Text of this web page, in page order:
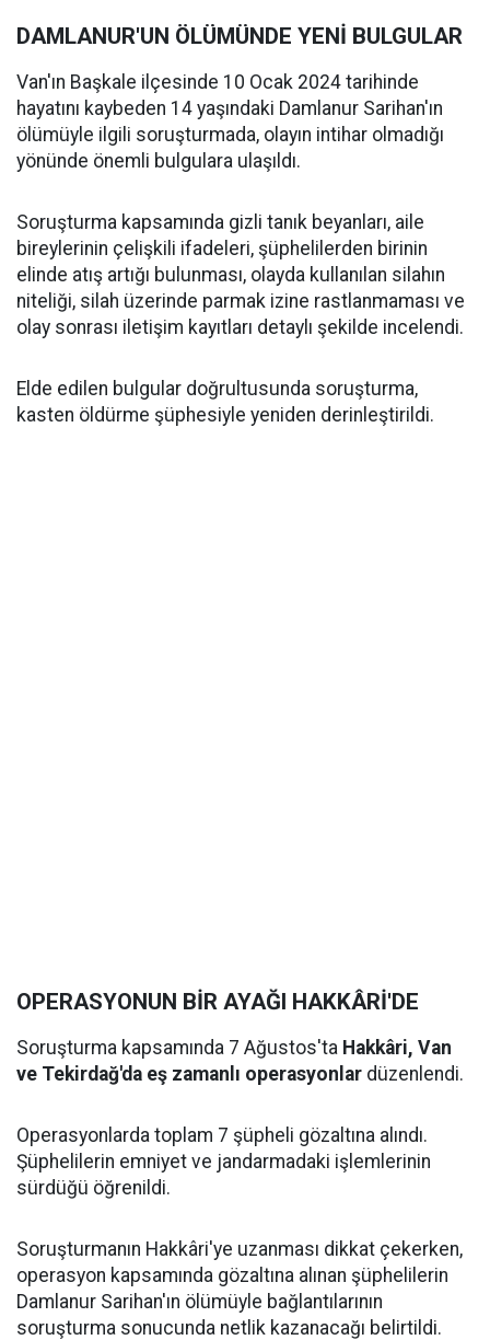
DAMLANUR'UN ÖLÜMÜNDE YENİ BULGULAR
Van'ın Başkale ilçesinde 10 Ocak 2024 tarihinde
hayatını kaybeden 14 yaşındaki Damlanur Sarihan'ın
ölümüyle ilgili soruşturmada, olayın intihar olmadığı
yönünde önemli bulgulara ulaşıldı.
Soruşturma kapsamında gizli tanık beyanları, aile
bireylerinin çelişkili ifadeleri, şüphelilerden birinin
elinde atış artığı bulunması, olayda kullanılan silahın
niteliği, silah üzerinde parmak izine rastlanmaması ve
olay sonrası iletişim kayıtları detaylı şekilde incelendi.
Elde edilen bulgular doğrultusunda soruşturma,
kasten öldürme şüphesiyle yeniden derinleştirildi.
OPERASYONUN BİR AYAĞI HAKKÂRİ'DE
Soruşturma kapsamında 7 Ağustos'ta Hakkâri, Van
ve Tekirdağ'da eş zamanlı operasyonlar düzenlendi.
Operasyonlarda toplam 7 şüpheli gözaltına alındı.
Şüphelilerin emniyet ve jandarmadaki işlemlerinin
sürdüğü öğrenildi.
Soruşturmanın Hakkâri'ye uzanması dikkat çekerken,
operasyon kapsamında gözaltına alınan şüphelilerin
Damlanur Sarihan'ın ölümüyle bağlantılarının
soruşturma sonucunda netlik kazanacağı belirtildi.